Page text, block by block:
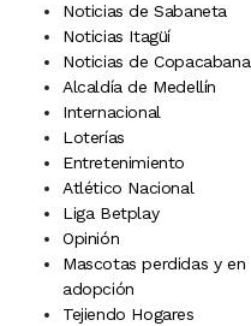
Noticias de Sabaneta
Noticias Itagüí
Noticias de Copacabana
Alcaldía de Medellín
Internacional
Loterías
Entretenimiento
Atlético Nacional
Liga Betplay
Opinión
Mascotas perdidas y en
adopción
Tejiendo Hogares